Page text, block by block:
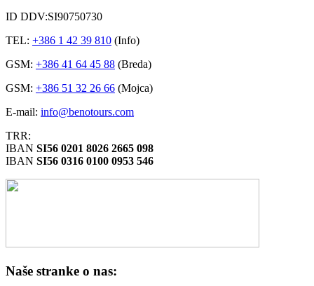
ID DDV:SI90750730
TEL: +386 1 42 39 810 (Info)
GSM: +386 41 64 45 88 (Breda)
GSM: +386 51 32 26 66 (Mojca)
E-mail: info@benotours.com
TRR:
IBAN SI56 0201 8026 2665 098
IBAN SI56 0316 0100 0953 546
Naše stranke o nas: